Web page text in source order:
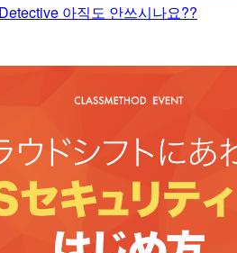
아직도 안쓰시나요??